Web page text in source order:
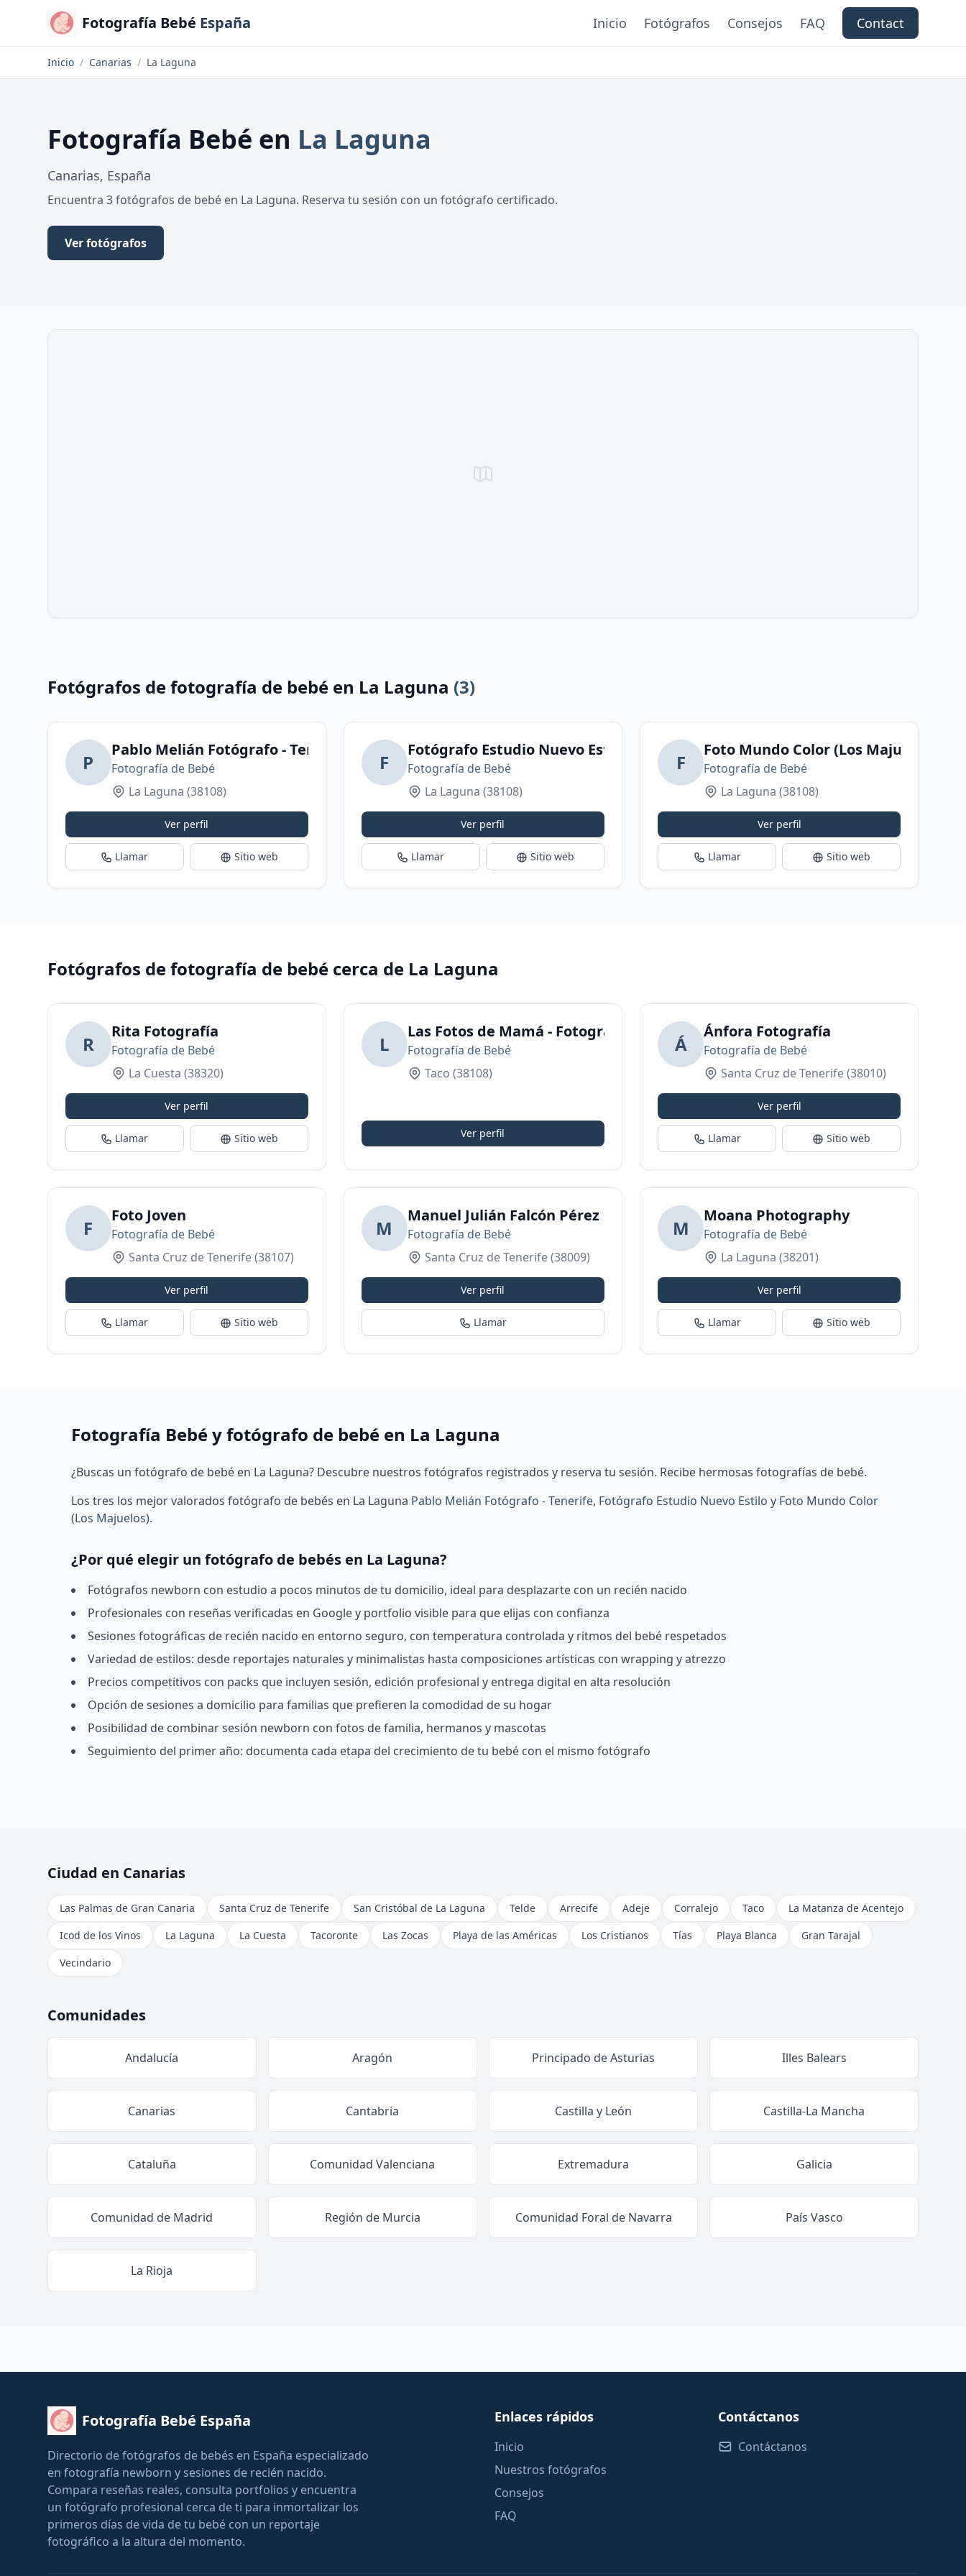
Fotografía Bebé España Inicio Fotógrafos Consejos FAQ Contact
Inicio / Canarias / La Laguna
Fotografía Bebé en La Laguna
Canarias, España
Encuentra 3 fotógrafos de bebé en La Laguna. Reserva tu sesión con un fotógrafo certificado.
Ver fotógrafos
Fotógrafos de fotografía de bebé en La Laguna (3)
P
Pablo Melián Fotógrafo - Tenerife
Fotografía de Bebé
La Laguna (38108)
Ver perfil
Llamar Sitio web
F
Fotógrafo Estudio Nuevo Estilo
Fotografía de Bebé
La Laguna (38108)
Ver perfil
Llamar Sitio web
F
Foto Mundo Color (Los Majuelos)
Fotografía de Bebé
La Laguna (38108)
Ver perfil
Llamar Sitio web
Fotógrafos de fotografía de bebé cerca de La Laguna
R
Rita Fotografía
Fotografía de Bebé
La Cuesta (38320)
Ver perfil
Llamar Sitio web
L
Las Fotos de Mamá - Fotografía premamá, newborn y bebés en Tenerife
Fotografía de Bebé
Taco (38108)
Ver perfil
Á
Ánfora Fotografía
Fotografía de Bebé
Santa Cruz de Tenerife(38010)
Ver perfil
Llamar Sitio web
F
Foto Joven
Fotografía de Bebé
Santa Cruz de Tenerife(38107)
Ver perfil
Llamar Sitio web
M
Manuel Julián Falcón Pérez
Fotografía de Bebé
Santa Cruz de Tenerife(38009)
Ver perfil
Llamar
M
Moana Photography
Fotografía de Bebé
La Laguna (38201)
Ver perfil
Llamar Sitio web
Fotografía Bebé y fotógrafo de bebé en La Laguna
¿Buscas un fotógrafo de bebé en La Laguna? Descubre nuestros fotógrafos registrados y reserva tu sesión. Recibe hermosas fotografías de bebé.
Los tres los mejor valorados fotógrafo de bebés en La Laguna Pablo Melián Fotógrafo - Tenerife, Fotógrafo Estudio Nuevo Estilo y Foto Mundo Color
(Los Majuelos).
¿Por qué elegir un fotógrafo de bebés en La Laguna?
Fotógrafos newborn con estudio a pocos minutos de tu domicilio, ideal para desplazarte con un recién nacido
Profesionales con reseñas verificadas en Google y portfolio visible para que elijas con confianza
Sesiones fotográficas de recién nacido en entorno seguro, con temperatura controlada y ritmos del bebé respetados
Variedad de estilos: desde reportajes naturales y minimalistas hasta composiciones artísticas con wrapping y atrezzo
Precios competitivos con packs que incluyen sesión, edición profesional y entrega digital en alta resolución
Opción de sesiones a domicilio para familias que prefieren la comodidad de su hogar
Posibilidad de combinar sesión newborn con fotos de familia, hermanos y mascotas
Seguimiento del primer año: documenta cada etapa del crecimiento de tu bebé con el mismo fotógrafo
Ciudad en Canarias
Las Palmas de Gran Canaria Santa Cruz de Tenerife San Cristóbal de La Laguna Telde Arrecife Adeje Corralejo Taco
La Matanza de Acentejo
Icod de los Vinos
La Laguna La Cuesta Tacoronte Las Zocas Playa de las Américas Los Cristianos Tías Playa Blanca
Gran Tarajal
Vecindario
Comunidades
Andalucía Aragón Principado de Asturias Illes Balears
Canarias Cantabria Castilla y León Castilla-La Mancha
Cataluña Comunidad Valenciana Extremadura Galicia
Comunidad de Madrid Región de Murcia Comunidad Foral de Navarra País Vasco
La Rioja
Fotografía Bebé España
Directorio de fotógrafos de bebés en España especializado
en fotografía newborn y sesiones de recién nacido.
Compara reseñas reales, consulta portfolios y encuentra
un fotógrafo profesional cerca de ti para inmortalizar los
primeros días de vida de tu bebé con un reportaje
fotográfico a la altura del momento.
Enlaces rápidos
Inicio
Nuestros fotógrafos
Consejos
FAQ
Contáctanos
Contáctanos